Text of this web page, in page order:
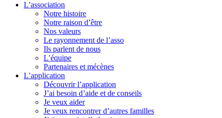
L’association
Notre histoire
Notre raison d’être
Nos valeurs
Le rayonnement de l’asso
Ils parlent de nous
L’équipe
Partenaires et mécènes
L’application
Découvrir l’application
J’ai besoin d’aide et de conseils
Je veux aider
Je veux rencontrer d’autres familles